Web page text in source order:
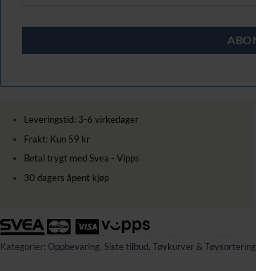
Leveringstid: 3-6 virkedager
Frakt: Kun 59 kr
Betal trygt med Svea - Vipps
30 dagers åpent kjøp
Kategorier: Oppbevaring, Siste tilbud, Tøykurver & Tøysortering